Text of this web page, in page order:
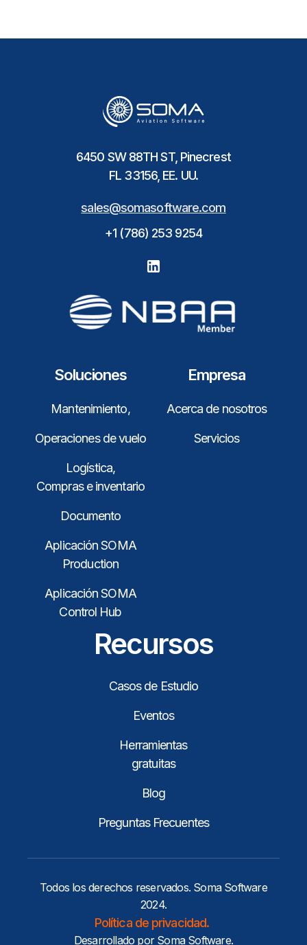
6450 SW 88TH ST, Pinecrest
FL 33156, EE. UU.
sales@somasoftware.com
+1 (786) 253 9254
Soluciones
Mantenimiento,
Operaciones de vuelo
Logística,
Compras e inventario
Documento
Aplicación SOMA
Production
Aplicación SOMA
Control Hub
Empresa
Acerca de nosotros
Servicios
Recursos
Casos de Estudio
Eventos
Herramientas
gratuitas
Blog
Preguntas Frecuentes
Todos los derechos reservados. Soma Software
2024.
Política de privacidad.
Desarrollado por Soma Software.